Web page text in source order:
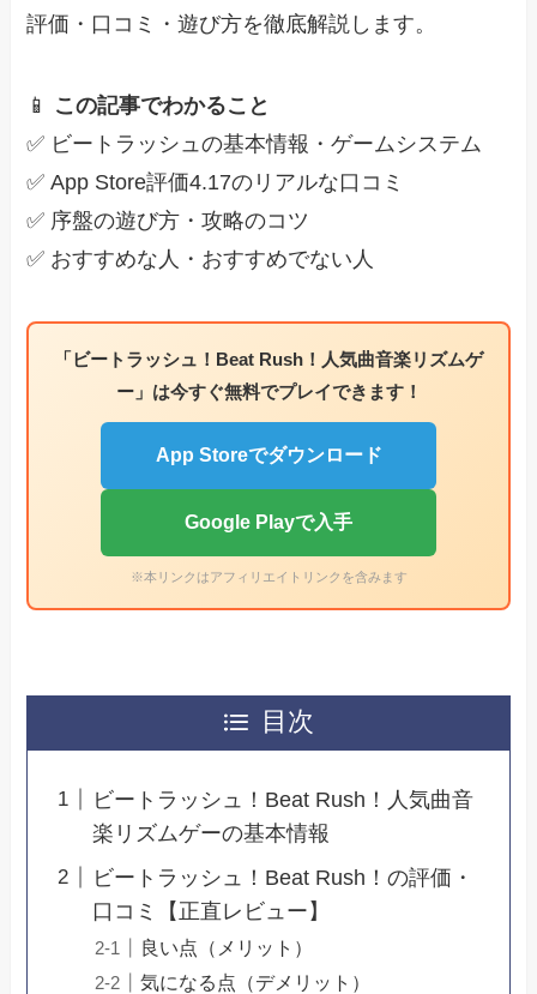
評価・口コミ・遊び方を徹底解説します。
📱 この記事でわかること
✅ ビートラッシュの基本情報・ゲームシステム
✅ App Store評価4.17のリアルな口コミ
✅ 序盤の遊び方・攻略のコツ
✅ おすすめな人・おすすめでない人
「ビートラッシュ！Beat Rush！人気曲音楽リズムゲ
ー」は今すぐ無料でプレイできます！
App Storeでダウンロード
Google Playで入手
※本リンクはアフィリエイトリンクを含みます
目次
ビートラッシュ！Beat Rush！人気曲音
楽リズムゲーの基本情報
ビートラッシュ！Beat Rush！の評価・
口コミ【正直レビュー】
良い点（メリット）
気になる点（デメリット）